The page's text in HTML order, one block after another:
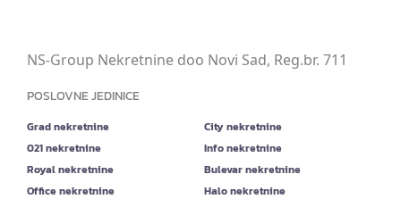
NS-Group Nekretnine doo Novi Sad, Reg.br. 711
POSLOVNE JEDINICE
Grad nekretnine
City nekretnine
021 nekretnine
Info nekretnine
Royal nekretnine
Bulevar nekretnine
Office nekretnine
Halo nekretnine